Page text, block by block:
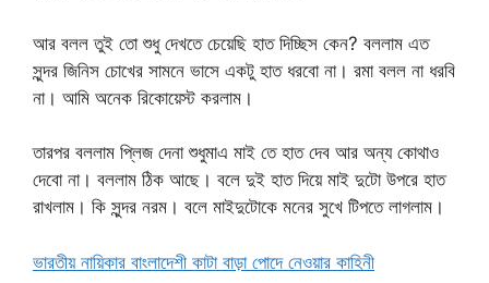
আর বলল তুই তো শুধু দেখতে চেয়েছি হাত দিচ্ছিস কেন? বললাম এত
সুন্দর জিনিস চোখের সামনে ভাসে একটু হাত ধরবো না। রমা বলল না ধরবি
না। আমি অনেক রিকোয়েস্ট করলাম।
তারপর বললাম প্লিজ দেনা শুধুমাএ মাই তে হাত দেব আর অন্য কোথাও
দেবো না। বললাম ঠিক আছে। বলে দুই হাত দিয়ে মাই দুটো উপরে হাত
রাখলাম। কি সুন্দর নরম। বলে মাইদুটোকে মনের সুখে টিপতে লাগলাম।
ভারতীয় নায়িকার বাংলাদেশী কাটা বাড়া পোদে নেওয়ার কাহিনী